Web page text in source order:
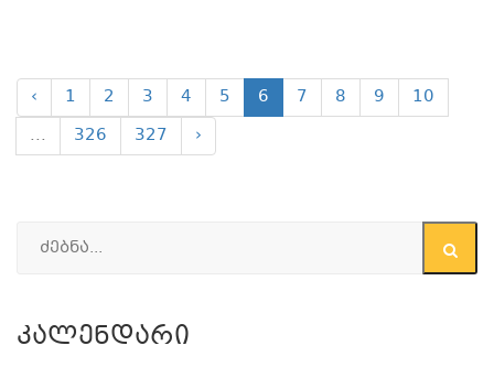
‹ 1 2 3 4 5 6 7 8 9
10
...
326 327 ›
Კალენდარი